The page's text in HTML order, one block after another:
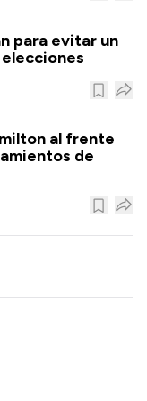
para evitar un
al frente
de